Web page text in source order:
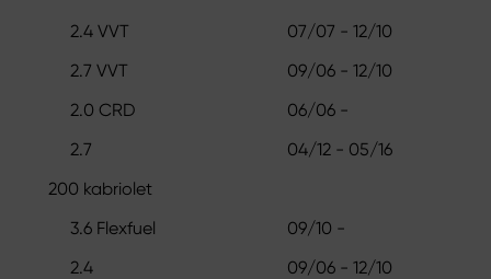
2.4 VVT
07/07 - 12/10
2.7 VVT
09/06 - 12/10
2.0 CRD
06/06 -
2.7
04/12 - 05/16
200 kabriolet
3.6 Flexfuel
09/10 -
2.4
09/06 - 12/10